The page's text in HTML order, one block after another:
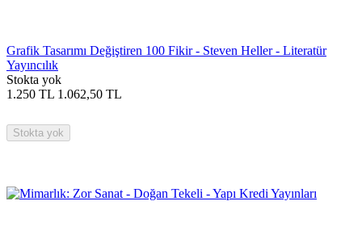
Grafik Tasarımı Değiştiren 100 Fikir - Steven Heller - Literatür
Yayıncılık
Stokta yok
1.250 TL 1.062,50 TL
Stokta yok